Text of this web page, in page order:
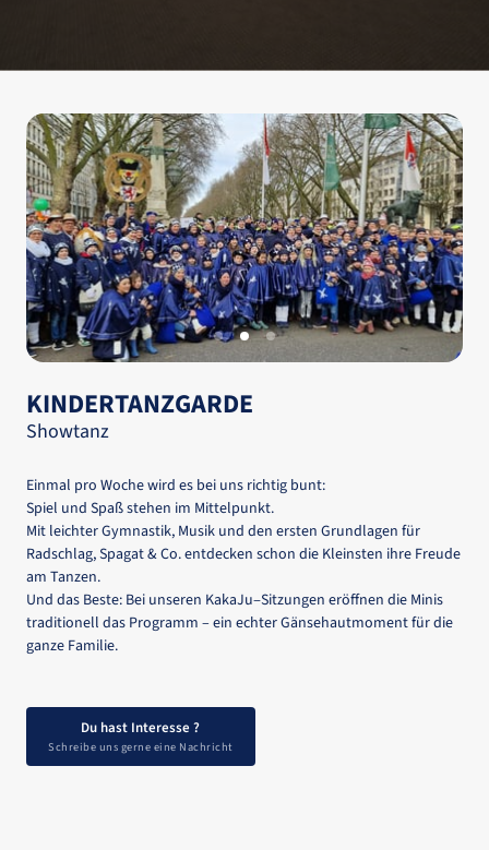
Slide 2 of 3
KINDERTANZGARDE
Showtanz
Einmal pro Woche wird es bei uns richtig bunt:
Spiel und Spaß stehen im Mittelpunkt.
Mit leichter Gymnastik, Musik und den ersten Grundlagen
Radschlag, Spagat & Co. entdecken schon die Kleinsten ihre
am Tanzen.
Und das Beste: Bei unseren KakaJu‒Sitzungen eröffnen die
traditionell das Programm – ein echter Gänsehautmoment für
ganze Familie.
Du hast Interesse ?
Schreibe uns gerne eine Nachricht